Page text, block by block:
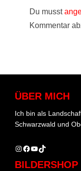
Du musst
Kommentar
ÜBER MICH
Ich bin als
Schwarzwald und
Instagram
Facebook
YouTube
TikTok
BILDERSHOP